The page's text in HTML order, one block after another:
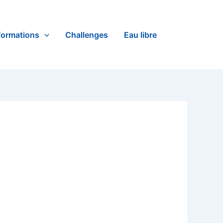
Challenges Eau libre